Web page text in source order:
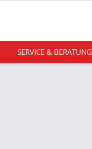
SERVICE & BERATUNG